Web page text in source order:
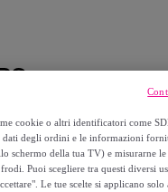
cookie o altri identificatori come
degli ordini e le informazioni
schermo della tua TV) e misurarne le
Puoi scegliere tra questi diversi
Le tue scelte si applicano solo